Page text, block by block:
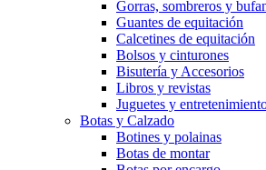
Gorras, sombreros y
Guantes de equitación
Calcetines de equitación
Bolsos y cinturones
Bisutería y Accesorios
Libros y revistas
Juguetes y
Botas y Calzado
Botines y polainas
Botas de montar